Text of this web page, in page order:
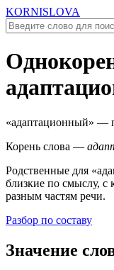
KORNISLOVA
«адаптационный» —
Корень слова —
Родственные для
близкие по смыслу, c
разным частям речи.
Разбор по составу
Значение